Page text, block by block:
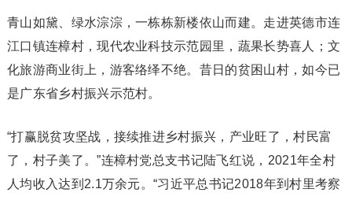
青山如黛、绿水淙淙，一栋栋新楼依山而建。走进英德市连
江口镇连樟村，现代农业科技示范园里，蔬果长势喜人；文
化旅游商业街上，游客络绎不绝。昔日的贫困山村，如今已
是广东省乡村振兴示范村。
“打赢脱贫攻坚战，接续推进乡村振兴，产业旺了，村民富
了，村子美了。”连樟村党总支书记陆飞红说，2021年全村
人均收入达到2.1万余元。“习近平总书记2018年到村里考察